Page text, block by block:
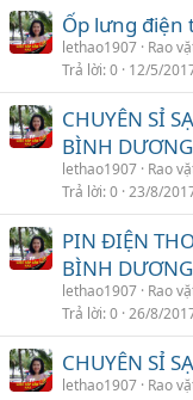
Ốp lưng điện
lethao1907 Rao
Trả lời 0 12/5/
CHUYÊN SỈ
BÌNH DƯƠNG
lethao1907 Rao
Trả lời 0 23/8/
PIN ĐIỆN
BÌNH DƯƠNG
lethao1907 Rao
Trả lời 0 26/8/
CHUYÊN SỈ
lethao1907 Rao